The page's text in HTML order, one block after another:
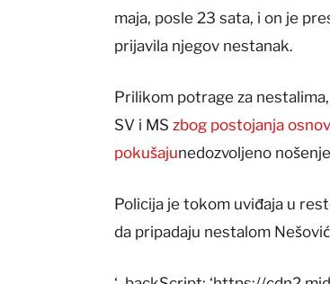
maja, posle 23 sata, i on je
prijavila njegov nestanak.
Prilikom potrage za
SV i MSzbog postojanja
pokušajunedozvoljeno
Policija je tokom uviđaja u
da pripadaju nestalom